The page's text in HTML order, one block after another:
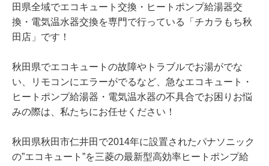
田県全域でエコキュート交換・ヒートポンプ給湯器交
換・電気温水器交換を専門で行っている「チカラもち秋
田店」です！
秋田県でエコキュートの故障やトラブルでお湯がでな
い、リモコンにエラーがでるなど、急なエコキュート・
ヒートポンプ給湯器・電気温水器の不具合でお困りお悩
みの際は、私たちにお任せください！
秋田県秋田市仁井田で2014年に設置されたパナソニック
の”エコキュート”を三菱の最新型高効率ヒートポンプ給